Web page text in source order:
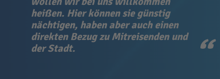
heißen. Hier können sie günstig
nächtigen, haben aber auch einen
direkten Bezug zu Mitreisenden und
der Stadt.